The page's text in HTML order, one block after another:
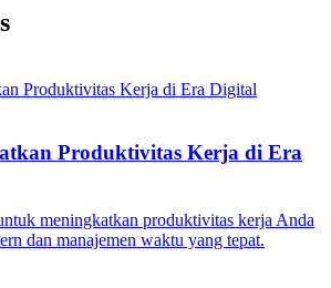
Produktivitas Kerja di Era
meningkatkan produktivitas kerja Anda
dan manajemen waktu yang tepat.